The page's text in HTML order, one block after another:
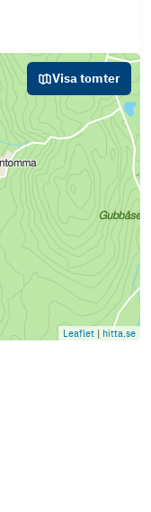
Leaflet | hitta.se
Visa tomter